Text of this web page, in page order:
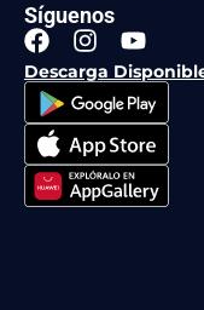
Síguenos
F
a
c
e
b
o
o
k
I
n
s
t
a
g
r
a
Y
o
u
t
u
b
e
Descarga